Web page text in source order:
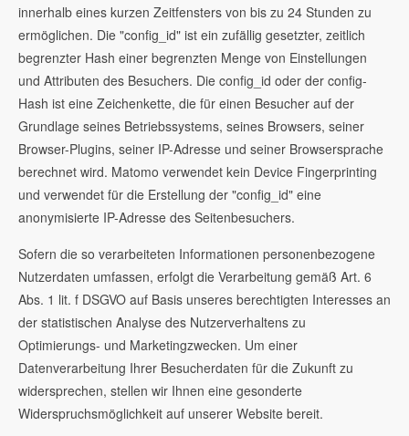
innerhalb eines kurzen Zeitfensters von bis zu 24 Stunden zu
ermöglichen. Die "config_id" ist ein zufällig gesetzter, zeitlich
begrenzter Hash einer begrenzten Menge von Einstellungen
und Attributen des Besuchers. Die config_id oder der config-
Hash ist eine Zeichenkette, die für einen Besucher auf der
Grundlage seines Betriebssystems, seines Browsers, seiner
Browser-Plugins, seiner IP-Adresse und seiner Browsersprache
berechnet wird. Matomo verwendet kein Device Fingerprinting
und verwendet für die Erstellung der "config_id" eine
anonymisierte IP-Adresse des Seitenbesuchers.
Sofern die so verarbeiteten Informationen personenbezogene
Nutzerdaten umfassen, erfolgt die Verarbeitung gemäß Art. 6
Abs. 1 lit. f DSGVO auf Basis unseres berechtigten Interesses an
der statistischen Analyse des Nutzerverhaltens zu
Optimierungs- und Marketingzwecken. Um einer
Datenverarbeitung Ihrer Besucherdaten für die Zukunft zu
widersprechen, stellen wir Ihnen eine gesonderte
Widerspruchsmöglichkeit auf unserer Website bereit.